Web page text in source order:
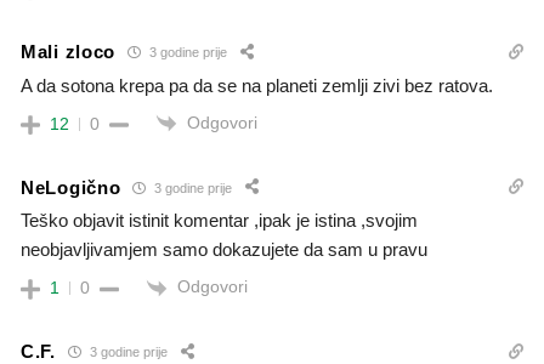
Mali zloco 3 godine prije
A da sotona krepa pa da se na planeti zemlji zivi bez ratova.
12 0 Odgovori
NeLogično 3 godine prije
Teško objavit istinit komentar ,ipak je istina ,svojim
neobjavljivamjem samo dokazujete da sam u pravu
1 0 Odgovori
C.F. 3 godine prije